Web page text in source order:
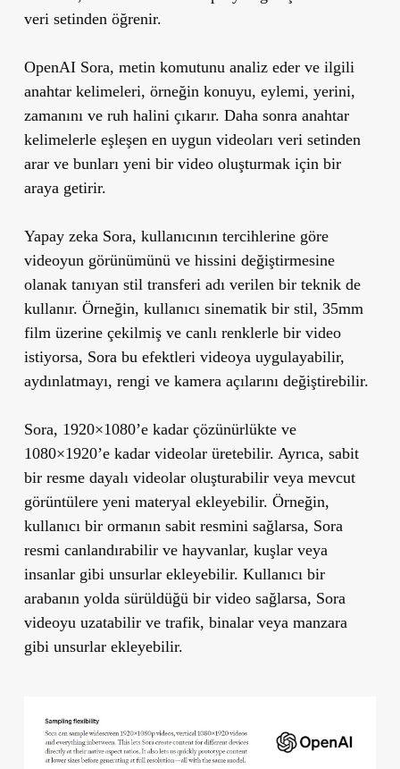
veri setinden öğrenir.
OpenAI Sora, metin komutunu analiz eder ve ilgili
anahtar kelimeleri, örneğin konuyu, eylemi, yerini,
zamanını ve ruh halini çıkarır. Daha sonra anahtar
kelimelerle eşleşen en uygun videoları veri setinden
arar ve bunları yeni bir video oluşturmak için bir
araya getirir.
Yapay zeka Sora, kullanıcının tercihlerine göre
videoyun görünümünü ve hissini değiştirmesine
olanak tanıyan stil transferi adı verilen bir teknik de
kullanır. Örneğin, kullanıcı sinematik bir stil, 35mm
film üzerine çekilmiş ve canlı renklerle bir video
istiyorsa, Sora bu efektleri videoya uygulayabilir,
aydınlatmayı, rengi ve kamera açılarını değiştirebilir.
Sora, 1920×1080’e kadar çözünürlükte ve
1080×1920’e kadar videolar üretebilir. Ayrıca, sabit
bir resme dayalı videolar oluşturabilir veya mevcut
görüntülere yeni materyal ekleyebilir. Örneğin,
kullanıcı bir ormanın sabit resmini sağlarsa, Sora
resmi canlandırabilir ve hayvanlar, kuşlar veya
insanlar gibi unsurlar ekleyebilir. Kullanıcı bir
arabanın yolda sürüldüğü bir video sağlarsa, Sora
videoyu uzatabilir ve trafik, binalar veya manzara
gibi unsurlar ekleyebilir.